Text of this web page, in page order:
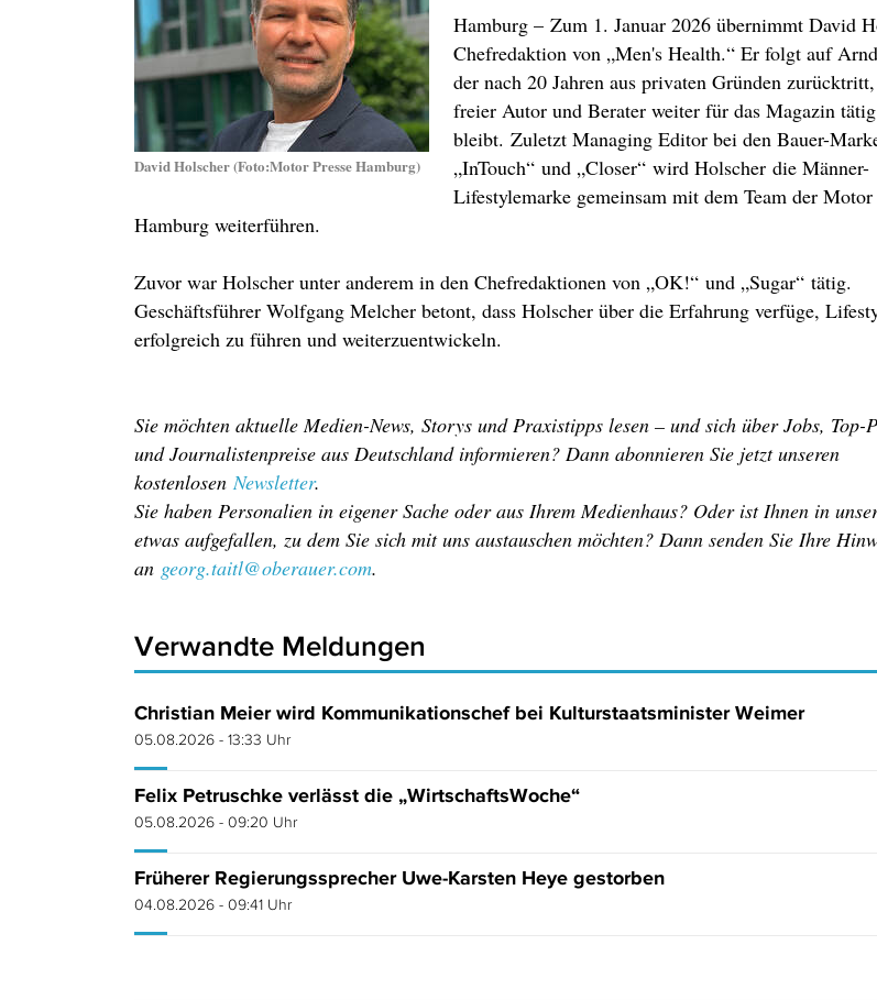
David Holscher (Foto:Motor Presse Hamburg)
Hamburg – Zum 1. Januar 2026 übernimmt David
Chefredaktion von „Men's Health.“ Er folgt auf
der nach 20 Jahren aus privaten Gründen
freier Autor und Berater weiter für das Magazin tätig
bleibt. Zuletzt Managing Editor bei den Bauer-
„InTouch“ und „Closer“ wird Holscher die Männer-
Lifestylemarke gemeinsam mit dem Team der Motor
Hamburg weiterführen.
Zuvor war Holscher unter anderem in den Chefredaktionen von „OK!“ und „Sugar“ tätig.
Geschäftsführer Wolfgang Melcher betont, dass Holscher über die Erfahrung verfüge,
erfolgreich zu führen und weiterzuentwickeln.
Sie möchten aktuelle Medien-News, Storys und Praxistipps lesen – und sich über Jobs, Top-
und Journalistenpreise aus Deutschland informieren? Dann abonnieren Sie jetzt unseren
kostenlosenNewsletter.
Sie haben Personalien in eigener Sache oder aus Ihrem Medienhaus? Oder ist Ihnen in
etwas aufgefallen, zu dem Sie sich mit uns austauschen möchten? Dann senden Sie Ihre
an georg.taitl@oberauer.com.
Verwandte Meldungen
Christian Meier wird Kommunikationschef bei Kulturstaatsminister Weimer
05.08.2026 - 13:33 Uhr
Felix Petruschke verlässt die „WirtschaftsWoche“
05.08.2026 - 09:20 Uhr
Früherer Regierungssprecher Uwe-Karsten Heye gestorben
04.08.2026 - 09:41 Uhr